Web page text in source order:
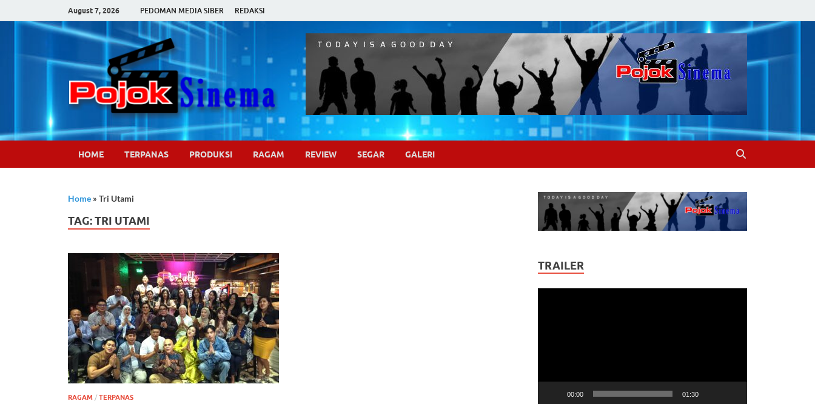
August 7, 2026 PEDOMAN MEDIA SIBER REDAKSI
Pojok Sinema
HOME TERPANAS PRODUKSI RAGAM REVIEW SEGAR GALERI
Home » Tri Utami
TAG:TRI UTAMI
RAGAM / TERPANAS
TRAILER
00:00 01:30